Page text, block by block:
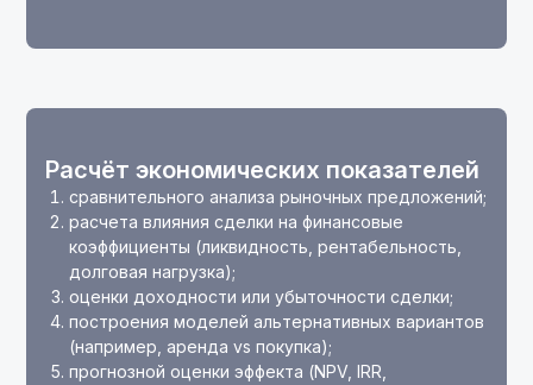
Расчёт экономических показателей
сравнительного анализа рыночных предложений;
расчета влияния сделки на финансовые
коэффициенты (ликвидность, рентабельность,
долговая нагрузка);
оценки доходности или убыточности сделки;
построения моделей альтернативных вариантов
(например, аренда vs покупка);
прогнозной оценки эффекта (NPV, IRR,